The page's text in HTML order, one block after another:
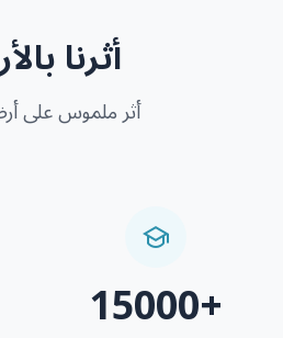
أثرنا
أثر ملموس على
15000+